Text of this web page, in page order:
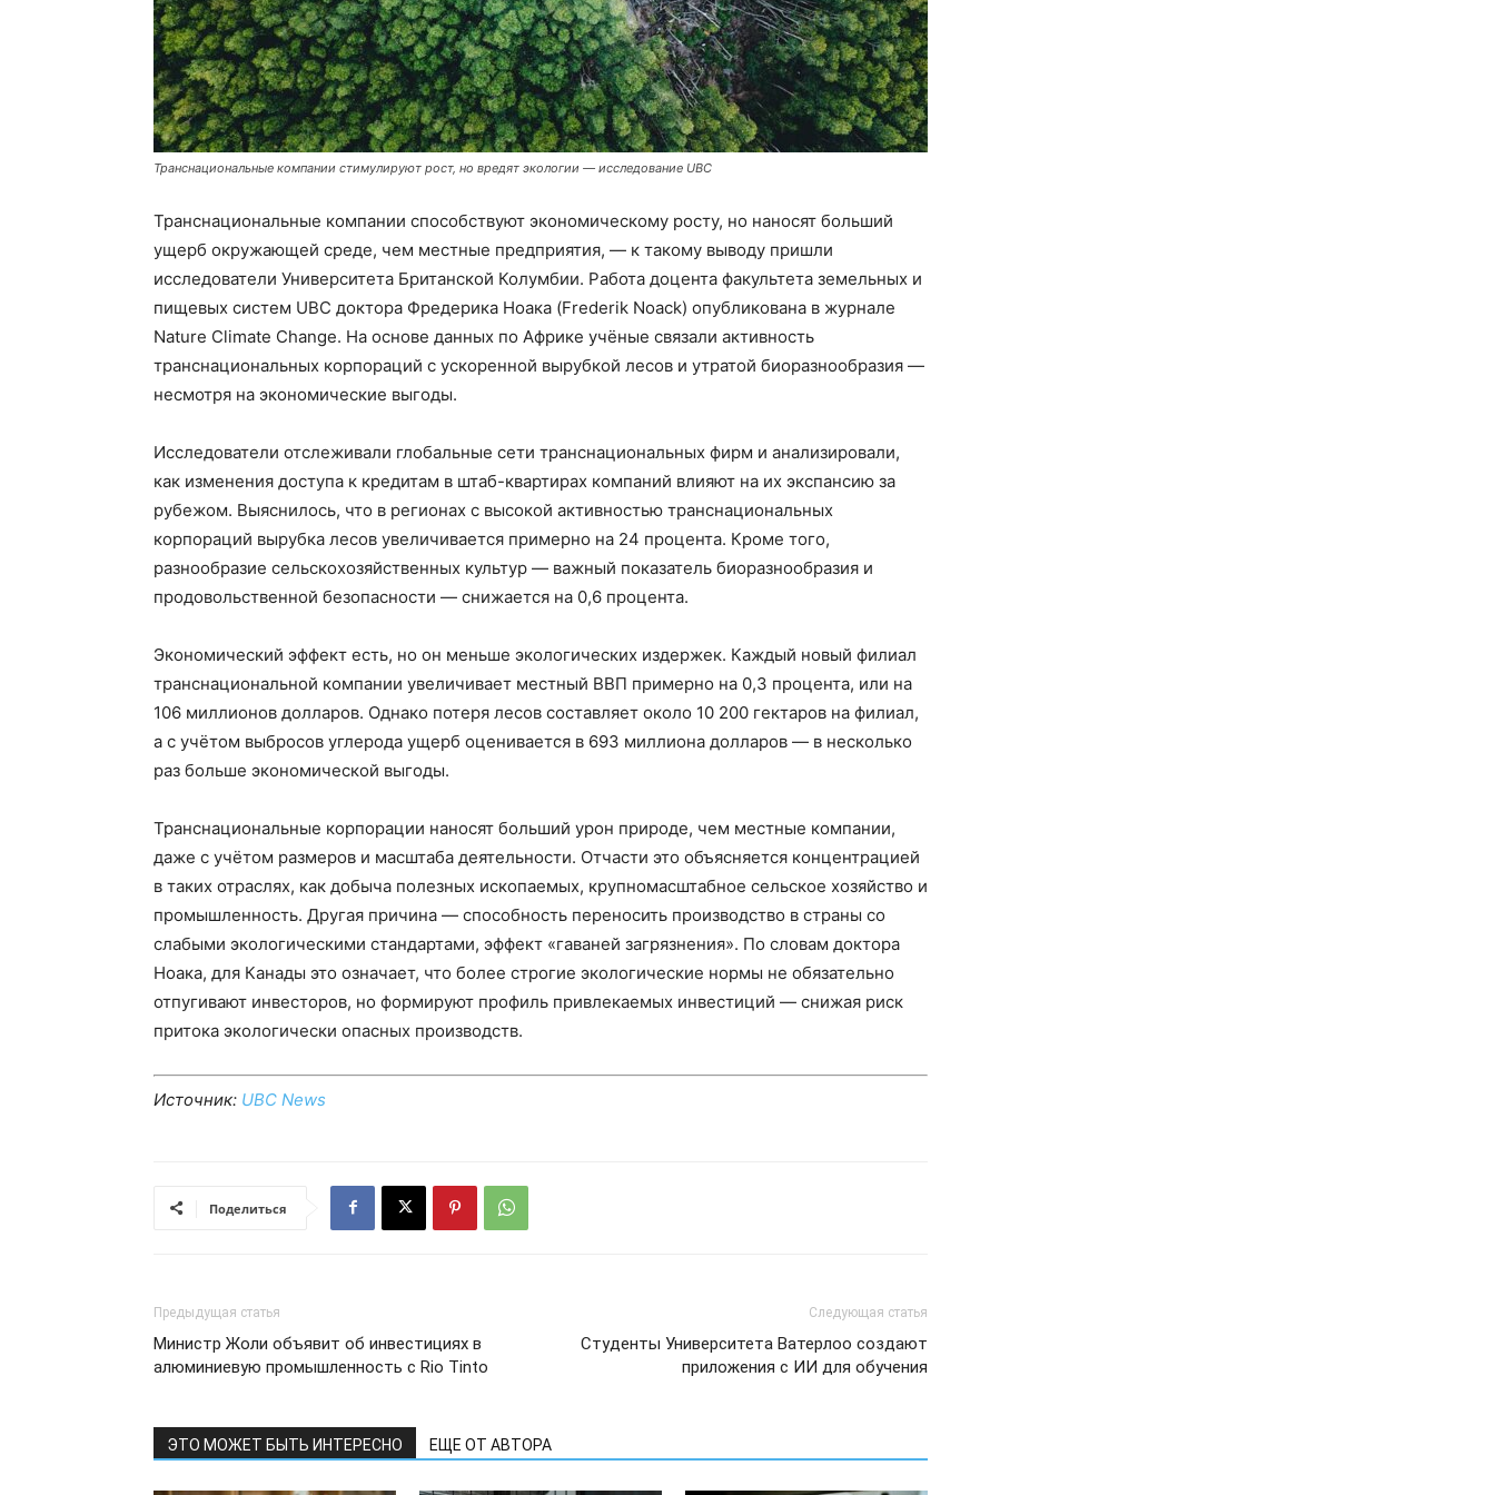
Транснациональные компании стимулируют рост, но вредят экологии — исследование UBC
Транснациональные компании способствуют экономическому росту, но наносят больший
ущерб окружающей среде, чем местные предприятия, — к такому выводу пришли
исследователи Университета Британской Колумбии. Работа доцента факультета земельных и
пищевых систем UBC доктора Фредерика Ноака (Frederik Noack) опубликована в журнале
Nature Climate Change. На основе данных по Африке учёные связали активность
транснациональных корпораций с ускоренной вырубкой лесов и утратой биоразнообразия —
несмотря на экономические выгоды.
Исследователи отслеживали глобальные сети транснациональных фирм и анализировали,
как изменения доступа к кредитам в штаб-квартирах компаний влияют на их экспансию за
рубежом. Выяснилось, что в регионах с высокой активностью транснациональных
корпораций вырубка лесов увеличивается примерно на 24 процента. Кроме того,
разнообразие сельскохозяйственных культур — важный показатель биоразнообразия и
продовольственной безопасности — снижается на 0,6 процента.
Экономический эффект есть, но он меньше экологических издержек. Каждый новый филиал
транснациональной компании увеличивает местный ВВП примерно на 0,3 процента, или на
106 миллионов долларов. Однако потеря лесов составляет около 10 200 гектаров на филиал,
а с учётом выбросов углерода ущерб оценивается в 693 миллиона долларов — в несколько
раз больше экономической выгоды.
Транснациональные корпорации наносят больший урон природе, чем местные компании,
даже с учётом размеров и масштаба деятельности. Отчасти это объясняется концентрацией
в таких отраслях, как добыча полезных ископаемых, крупномасштабное сельское хозяйство и
промышленность. Другая причина — способность переносить производство в страны со
слабыми экологическими стандартами, эффект «гаваней загрязнения». По словам доктора
Ноака, для Канады это означает, что более строгие экологические нормы не обязательно
отпугивают инвесторов, но формируют профиль привлекаемых инвестиций — снижая риск
притока экологически опасных производств.
Источник: UBC News
Поделиться
Предыдущая статья
Министр Жоли объявит об инвестициях в
алюминиевую промышленность с Rio Tinto
Следующая статья
Студенты Университета Ватерлоо создают
приложения с ИИ для обучения
ЭТО МОЖЕТ БЫТЬ ИНТЕРЕСНО ЕЩЕ ОТ АВТОРА